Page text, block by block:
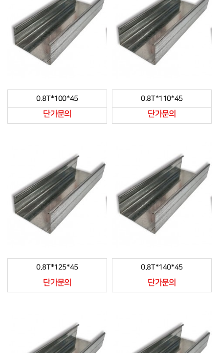
0.8T*100*45
단가문의
0.8T*110*45
단가문의
0.8T*125*45
단가문의
0.8T*140*45
단가문의